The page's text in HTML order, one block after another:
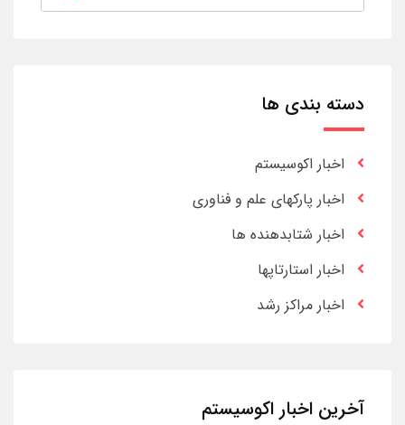
دسته بندی ها
اخبار اکوسیستم
اخبار پارکهای علم و فناوری
اخبار شتابدهنده ها
اخبار استارتاپها
اخبار مراکز رشد
آخرین اخبار اکوسیستم